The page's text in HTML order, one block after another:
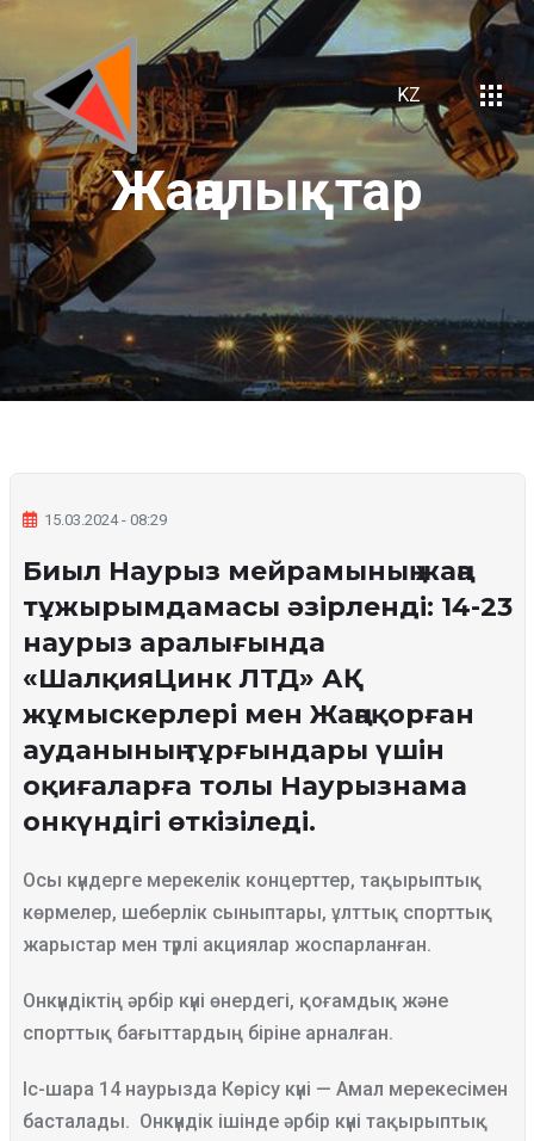
KZ
Жаңалықтар
15.03.2024 - 08:29
Биыл Наурыз мейрамының жаңа
тұжырымдамасы әзірленді: 14-23
наурыз аралығында
«ШалқияЦинк ЛТД» АҚ
жұмыскерлері мен Жаңақорған
ауданының тұрғындары үшін
оқиғаларға толы Наурызнама
онкүндігі өткізіледі.
Осы күндерге мерекелік концерттер, тақырыптық
көрмелер, шеберлік сыныптары, ұлттық спорттық
жарыстар мен түрлі акциялар жоспарланған.
Онкүндіктің әрбір күні өнердегі, қоғамдық және
спорттық бағыттардың біріне арналған.
Іс-шара 14 наурызда Көрісу күні — Амал мерекесімен
басталады. Онкүндік ішінде әрбір күні тақырыптық